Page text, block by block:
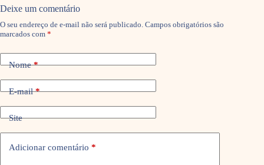
Deixe um comentário
O seu endereço de e-mail não será publicado. Campos obrigatórios são
marcados com *
Nome*
E-mail*
Site
Adicionar comentário *